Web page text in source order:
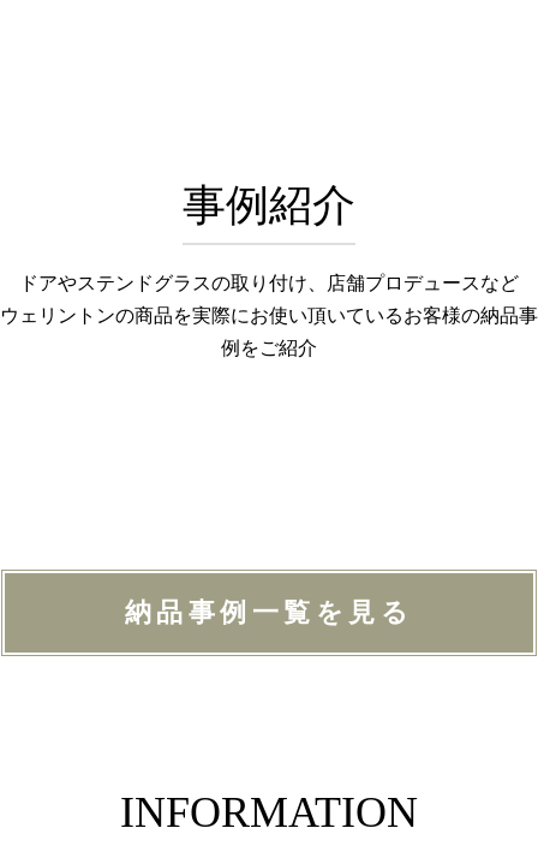
事例紹介
ドアやステンドグラスの取り付け、店舗プロデュースなど
ウェリントンの商品を実際にお使い頂いているお客様の納品事
例をご紹介
納品事例一覧を見る
INFORMATION